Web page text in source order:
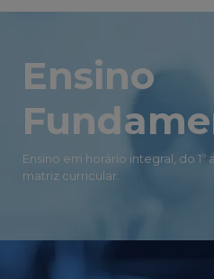
Ensino
Ensino em horário integral, do 1º
matriz curricular.